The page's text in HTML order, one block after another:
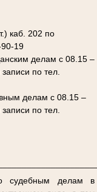
каб. 202 по
90-19
делам с 08.15 –
по тел.
делам с 08.15 –
по тел.
судебным делам в